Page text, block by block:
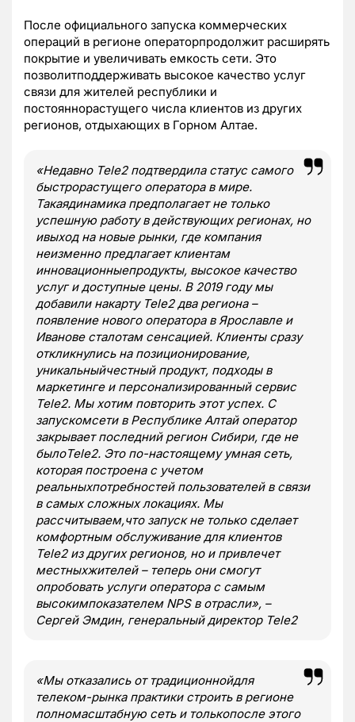
После официального запуска коммерческих
операций в регионе операторпродолжит расширять
покрытие и увеличивать емкость сети. Это
позволитподдерживать высокое качество услуг
связи для жителей республики и
постояннорастущего числа клиентов из других
регионов, отдыхающих в Горном Алтае.
«Недавно Tele2 подтвердила статус самого
быстрорастущего оператора в мире.
Такаядинамика предполагает не только
успешную работу в действующих регионах, но
ивыход на новые рынки, где компания
неизменно предлагает клиентам
инновационныепродукты, высокое качество
услуг и доступные цены. В 2019 году мы
добавили накарту Tele2 два региона –
появление нового оператора в Ярославле и
Иванове сталотам сенсацией. Клиенты сразу
откликнулись на позиционирование,
уникальныйчестный продукт, подходы в
маркетинге и персонализированный сервис
Tele2. Мы хотим повторить этот успех. С
запускомсети в Республике Алтай оператор
закрывает последний регион Сибири, где не
былоTele2. Это по-настоящему умная сеть,
которая построена с учетом
реальныхпотребностей пользователей в связи
в самых сложных локациях. Мы
рассчитываем,что запуск не только сделает
комфортным обслуживание для клиентов
Tele2 из других регионов, но и привлечет
местныхжителей – теперь они смогут
опробовать услуги оператора с самым
высокимпоказателем NPSв отрасли», –
Сергей Эмдин, генеральный директор Tele2
«Мы отказались от традиционнойдля
телеком-рынка практики строить в регионе
полномасштабную сеть и толькопосле этого